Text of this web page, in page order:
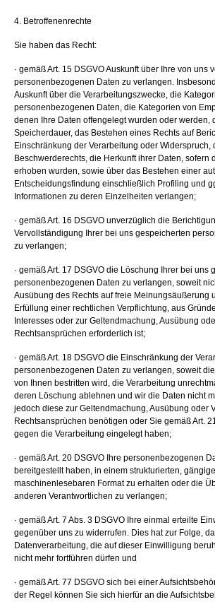
4. Betroffenenrechte
Sie haben das Recht:
· gemäß Art. 15 DSGVO Auskunft über Ihre von uns
personenbezogenen Daten zu verlangen.
Auskunft über die Verarbeitungszwecke, die
personenbezogenen Daten, die Kategorien von
denen Ihre Daten offengelegt wurden oder werden,
Speicherdauer, das Bestehen eines Rechts auf
Einschränkung der Verarbeitung oder Widerspruch,
Beschwerderechts, die Herkunft ihrer Daten, sofern
erhoben wurden, sowie über das Bestehen einer
Entscheidungsfindung einschließlich Profiling und
Informationen zu deren Einzelheiten verlangen;
· gemäß Art. 16 DSGVO unverzüglich die
Vervollständigung Ihrer bei uns gespeicherten
zu verlangen;
· gemäß Art. 17 DSGVO die Löschung Ihrer bei uns
personenbezogenen Daten zu verlangen, soweit
Ausübung des Rechts auf freie Meinungsäußerung
Erfüllung einer rechtlichen Verpflichtung, aus
Interesses oder zur Geltendmachung, Ausübung
Rechtsansprüchen erforderlich ist;
· gemäß Art. 18 DSGVO die Einschränkung der
personenbezogenen Daten zu verlangen, soweit
von Ihnen bestritten wird, die Verarbeitung
deren Löschung ablehnen und wir die Daten nicht
jedoch diese zur Geltendmachung, Ausübung oder
Rechtsansprüchen benötigen oder Sie gemäß Art.
gegen die Verarbeitung eingelegt haben;
· gemäß Art. 20 DSGVO Ihre personenbezogenen
bereitgestellt haben, in einem strukturierten,
maschinenlesebaren Format zu erhalten oder die
anderen Verantwortlichen zu verlangen;
· gemäß Art. 7 Abs. 3 DSGVO Ihre einmal erteilte
gegenüber uns zu widerrufen. Dies hat zur Folge,
Datenverarbeitung, die auf dieser Einwilligung
nicht mehr fortführen dürfen und
· gemäß Art. 77 DSGVO sich bei einer
der Regel können Sie sich hierfür an die